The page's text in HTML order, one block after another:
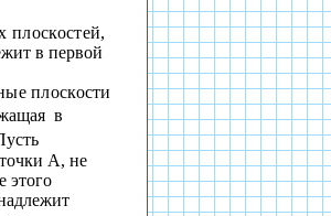
плоскостей,
в первой
плоскости
в
А, не
этого